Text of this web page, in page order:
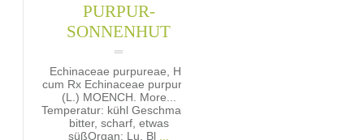
PURPUR-
SONNENHUT
Echinaceae purpureae, Hb
cum Rx Echinaceae purpurea
(L.) MOENCH. More...
Temperatur: kühl Geschmack:
bitter, scharf, etwas
süßOrgan: Lu, Bl